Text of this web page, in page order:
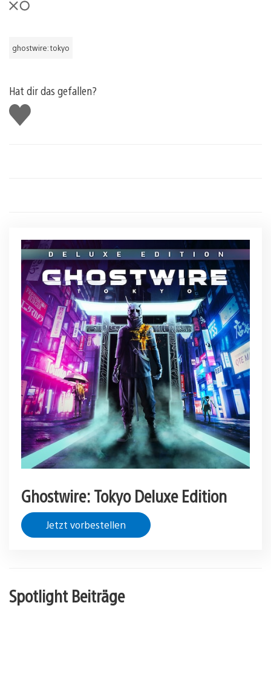
ghostwire: tokyo
Hat dir das gefallen?
Gefällt
mir
Ghostwire: Tokyo Deluxe Edition
Jetzt vorbestellen
Spotlight Beiträge